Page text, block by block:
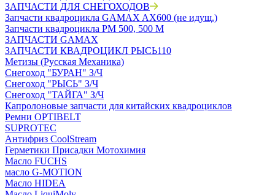
ЗАПЧАСТИ ДЛЯ СНЕГОХОДОВ
Запчасти квадроцикла GAMAX AX600 (не идущ.)
Запчасти квадроцикла РМ 500, 500 М
ЗАПЧАСТИ GAMAX
ЗАПЧАСТИ КВАДРОЦИКЛ РЫСЬ110
Метизы (Русская Механика)
Снегоход "БУРАН" З/Ч
Снегоход "РЫСЬ" З/Ч
Снегоход "ТАЙГА" З/Ч
Капролоновые запчасти для китайских квадроциклов
Ремни OPTIBELT
SUPROTEC
Антифриз CoolStream
Герметики Присадки Мотохимия
Масло FUCHS
масло G-MOTION
Масло HIDEA